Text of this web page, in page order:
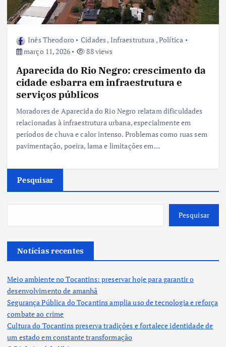
Inês Theodoro Cidades, Infraestrutura ,Política
março 11, 2026
88 views
Aparecida do Rio Negro: crescimento da
cidade esbarra em infraestrutura e
serviços públicos
Moradores de Aparecida do Rio Negro relatam dificuldades
relacionadas à infraestrutura urbana, especialmente em
períodos de chuva e calor intenso. Problemas como ruas sem
pavimentação, poeira, lama e limitações em…
Pesquisar
Pesquisar
Notícias recentes
Meio ambiente no Tocantins: preservar hoje para garantir o
desenvolvimento de amanhã
Segurança Pública do Tocantins amplia uso de tecnologia e reforça
combate ao crime
Cultura do Tocantins preserva tradições e fortalece identidade de
um estado em constante transformação